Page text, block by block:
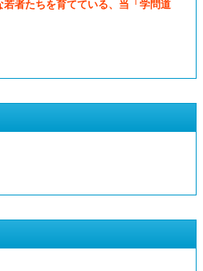
者たちを育てている、当「学問道